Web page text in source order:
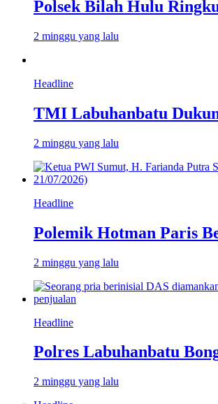
Polsek Bilah Hulu
2 minggu yang lalu
Headline
TMI Labuhanbatu
2 minggu yang lalu
Headline
Polemik Hotman Paris
2 minggu yang lalu
Headline
Polres Labuhanbatu
2 minggu yang lalu